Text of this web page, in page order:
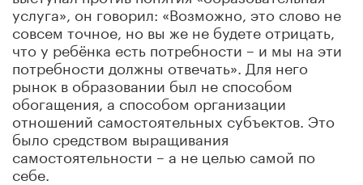
услуга», он говорил: «Возможно, это слово не
совсем точное, но вы же не будете отрицать,
что у ребёнка есть потребности – и мы на эти
потребности должны отвечать». Для него
рынок в образовании был не способом
обогащения, а способом организации
отношений самостоятельных субъектов. Это
было средством выращивания
самостоятельности – а не целью самой по
себе.